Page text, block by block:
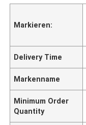
Markieren:
Delivery Time
Markenname
Minimum Order
Quantity